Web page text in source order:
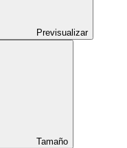
Previsualizar
Tamaño